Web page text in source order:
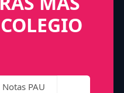
Notas PAU